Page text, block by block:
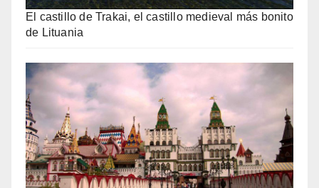
El castillo de Trakai, el castillo medieval más bonito
de Lituania